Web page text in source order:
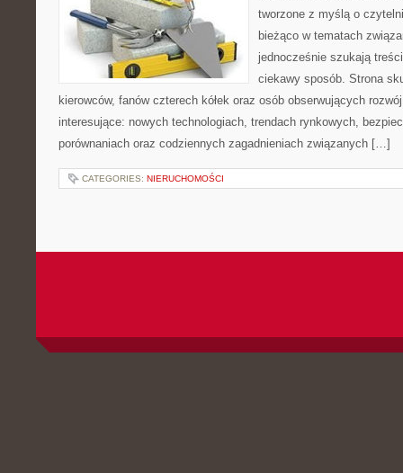
tworzone z myślą o
bieżąco w tematach
jednocześnie szukają
ciekawy sposób. Strona
kierowców, fanów czterech kółek oraz osób obserwujących
interesujące: nowych technologiach, trendach rynkowych,
porównaniach oraz codziennych zagadnieniach związanych […]
CATEGORIES: NIERUCHOMOŚCI